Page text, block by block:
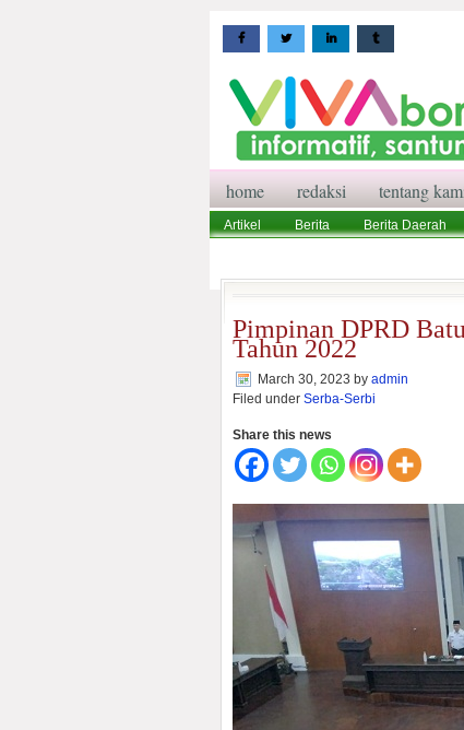
home redaksi tentang
Artikel Berita Berita Daerah
Pimpinan DPRD
Tahun 2022
March 30, 2023 by admin
Filed under Serba-Serbi
Share this news